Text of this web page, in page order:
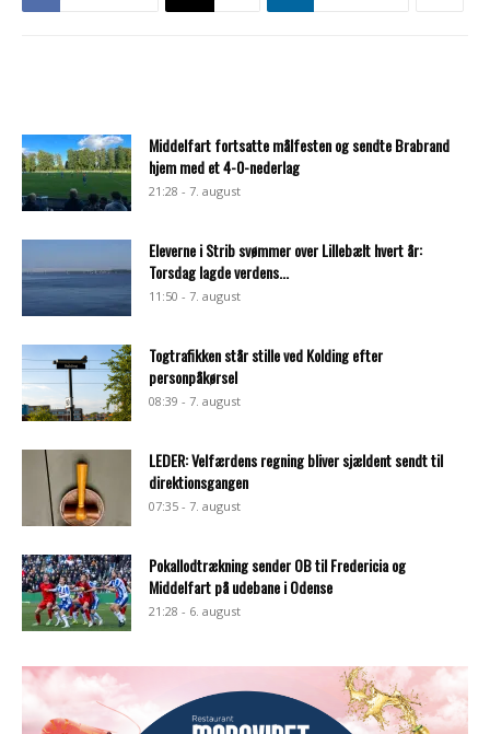
Middelfart fortsatte målfesten og sendte Brabrand
hjem med et 4-0-nederlag
21:28 - 7. august
Eleverne i Strib svømmer over Lillebælt hvert år:
Torsdag lagde verdens...
11:50 - 7. august
Togtrafikken står stille ved Kolding efter
personpåkørsel
08:39 - 7. august
LEDER: Velfærdens regning bliver sjældent sendt til
direktionsgangen
07:35 - 7. august
Pokallodtrækning sender OB til Fredericia og
Middelfart på udebane i Odense
21:28 - 6. august